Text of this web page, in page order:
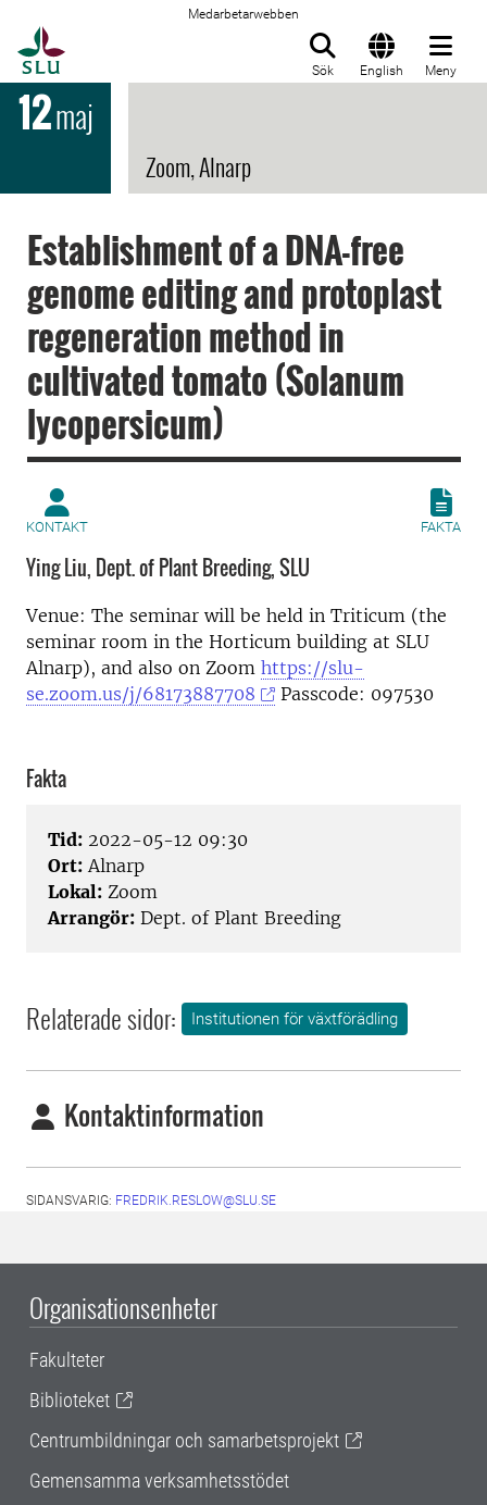
Medarbetarwebben
Sök English Meny
12maj
Zoom, Alnarp
Establishment of a DNA-free
genome editing and protoplast
regeneration method in
cultivated tomato (Solanum
lycopersicum)
KONTAKT FAKTA
Ying Liu, Dept. of Plant Breeding, SLU
Venue: The seminar will be held in Triticum (the
seminar room in the Horticum building at SLU
Alnarp), and also on Zoom https://slu-
se.zoom.us/j/68173887708
Passcode: 097530
Fakta
Tid: 2022-05-12 09:30
Ort: Alnarp
Lokal: Zoom
Arrangör: Dept. of Plant Breeding
Relaterade sidor: Institutionen för växtförädling
Kontaktinformation
SIDANSVARIG: FREDRIK.RESLOW@SLU.SE
Organisationsenheter
Fakulteter
Biblioteket
Centrumbildningar och samarbetsprojekt
Gemensamma verksamhetsstödet